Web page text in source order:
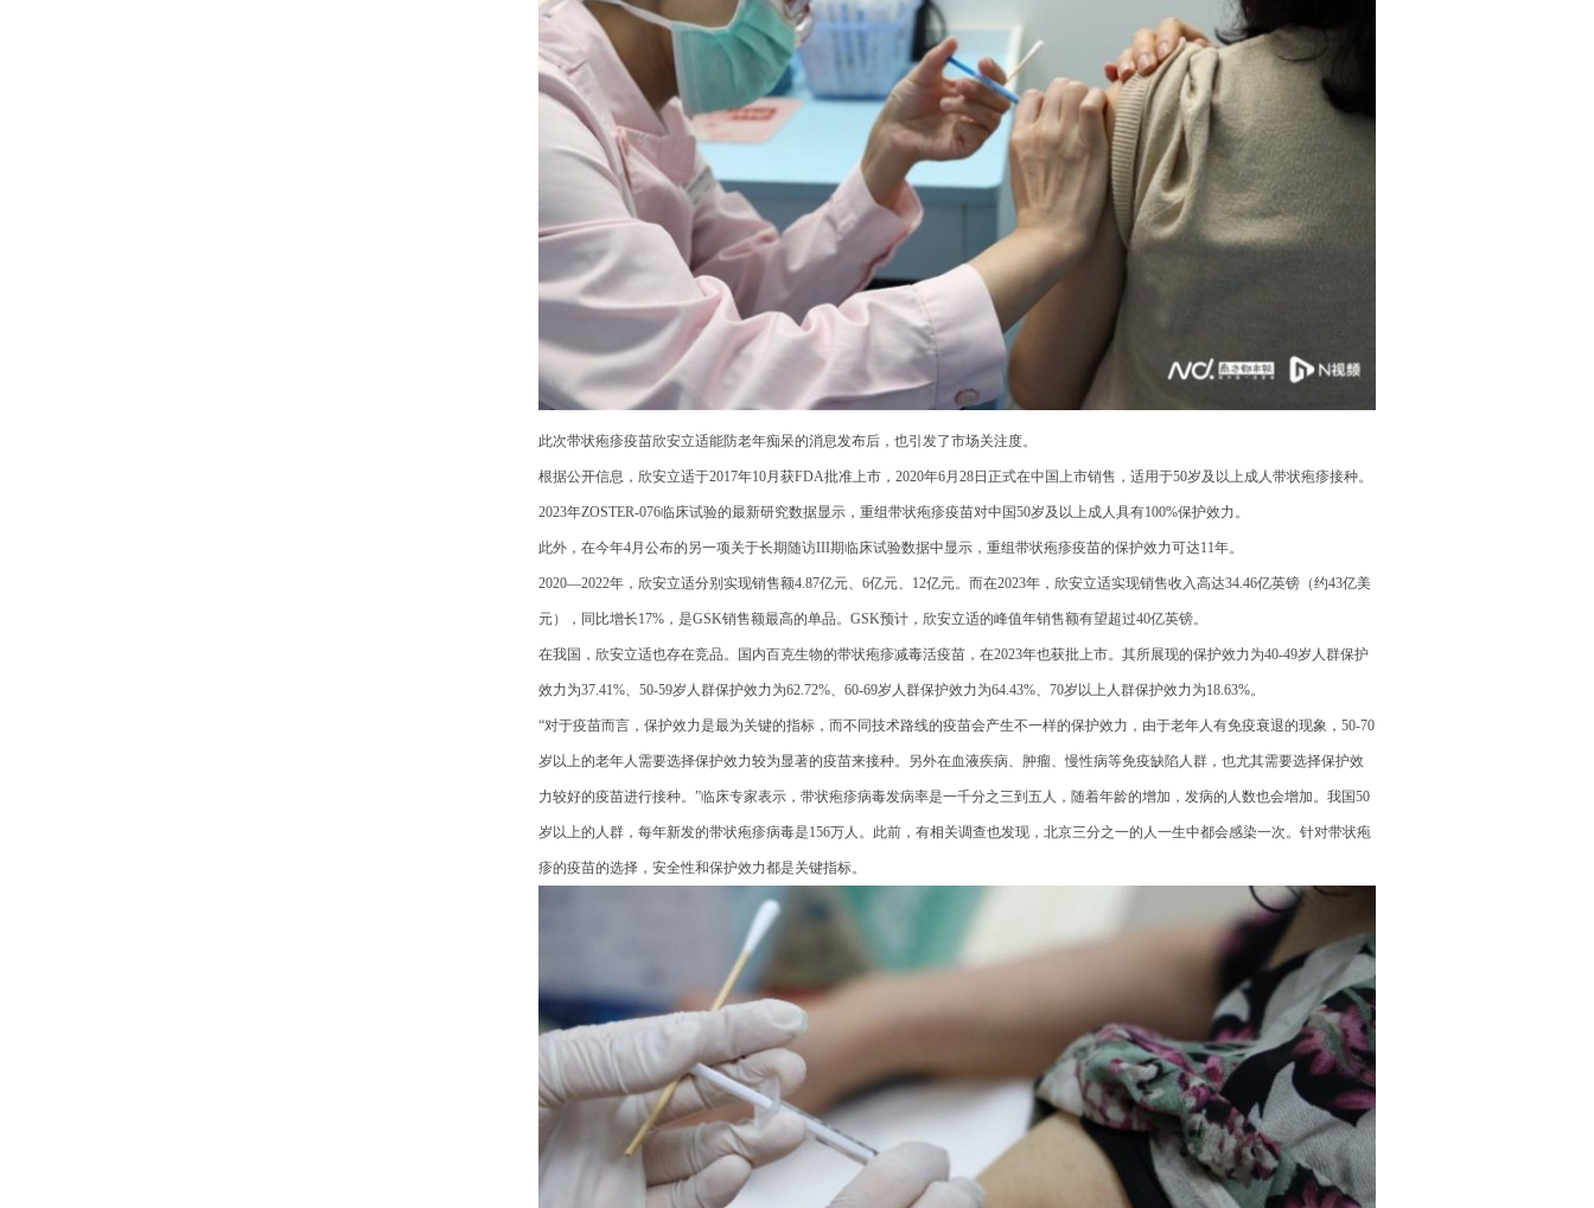
此次带状疱疹疫苗欣安立适能防老年痴呆的消息发布后，也引发了市场关注度。
根据公开信息，欣安立适于2017年10月获FDA批准上市，2020年6月28日正式在中国上市销售，适用于50岁及以上成人带状疱疹接种。
2023年ZOSTER-076临床试验的最新研究数据显示，重组带状疱疹疫苗对中国50岁及以上成人具有100%保护效力。
此外，在今年4月公布的另一项关于长期随访III期临床试验数据中显示，重组带状疱疹疫苗的保护效力可达11年。
2020—2022年，欣安立适分别实现销售额4.87亿元、6亿元、12亿元。而在2023年，欣安立适实现销售收入高达34.46亿英镑（约43亿美
元），同比增长17%，是GSK销售额最高的单品。GSK预计，欣安立适的峰值年销售额有望超过40亿英镑。
在我国，欣安立适也存在竞品。国内百克生物的带状疱疹减毒活疫苗，在2023年也获批上市。其所展现的保护效力为40-49岁人群保护
效力为37.41%、50-59岁人群保护效力为62.72%、60-69岁人群保护效力为64.43%、70岁以上人群保护效力为18.63%。
“对于疫苗而言，保护效力是最为关键的指标，而不同技术路线的疫苗会产生不一样的保护效力，由于老年人有免疫衰退的现象，50-70
岁以上的老年人需要选择保护效力较为显著的疫苗来接种。另外在血液疾病、肿瘤、慢性病等免疫缺陷人群，也尤其需要选择保护效
力较好的疫苗进行接种。”临床专家表示，带状疱疹病毒发病率是一千分之三到五人，随着年龄的增加，发病的人数也会增加。我国50
岁以上的人群，每年新发的带状疱疹病毒是156万人。此前，有相关调查也发现，北京三分之一的人一生中都会感染一次。针对带状疱
疹的疫苗的选择，安全性和保护效力都是关键指标。